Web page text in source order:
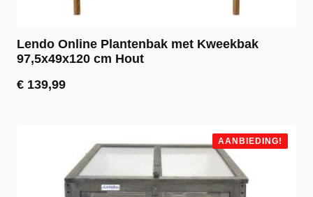
Lendo Online Plantenbak met Kweekbak
97,5x49x120 cm Hout
€ 139,99
AANBIEDING!